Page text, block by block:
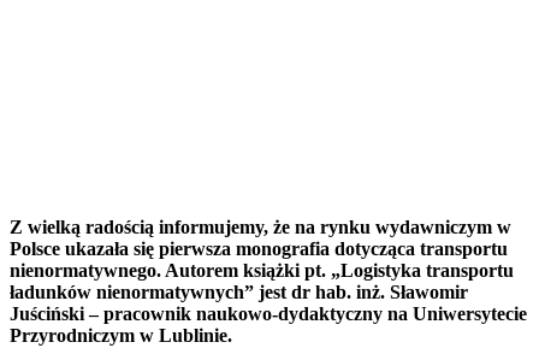
Z wielką radością informujemy, że na rynku wydawniczym w
Polsce ukazała się pierwsza monografia dotycząca transportu
nienormatywnego. Autorem książki pt. „Logistyka transportu
ładunków nienormatywnych” jest dr hab. inż. Sławomir
Juściński – pracownik naukowo-dydaktyczny na Uniwersytecie
Przyrodniczym w Lublinie.